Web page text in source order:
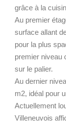
grâce à la
Au premier
surface allant
pour la plus
premier niveau
sur le palier.
Au dernier
m2, idéal pour
Actuellement
Villeneuvois